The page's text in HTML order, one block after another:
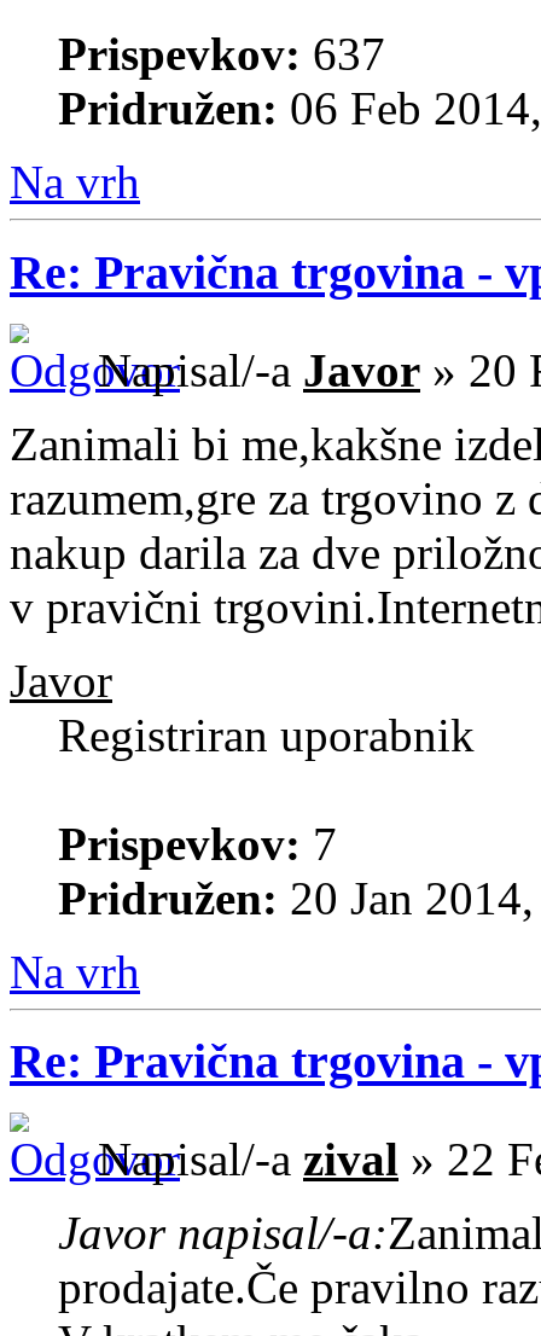
Prispevkov: 637
Pridružen: 06 Feb
Na vrh
Re: Pravična trgovina -
Napisal/-a Javor » 20
Zanimali bi me,kakšne
razumem,gre za trgovino z
nakup darila za dve
v pravični
Javor
Registriran uporabnik
Prispevkov: 7
Pridružen: 20 Jan
Na vrh
Re: Pravična trgovina -
Napisal/-a zival » 22
Javor napisal/-a:
prodajate.Če pravilno